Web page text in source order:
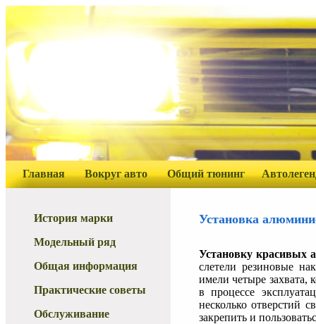
Главная Вокруг авто Общий тюнинг
История марки
Модельный ряд
Общая информация
Практические советы
Обслуживание
Установка
Установку красивых
слетели резиновые
имели четыре захвата,
в процессе
несколько отверстий
закрепить и